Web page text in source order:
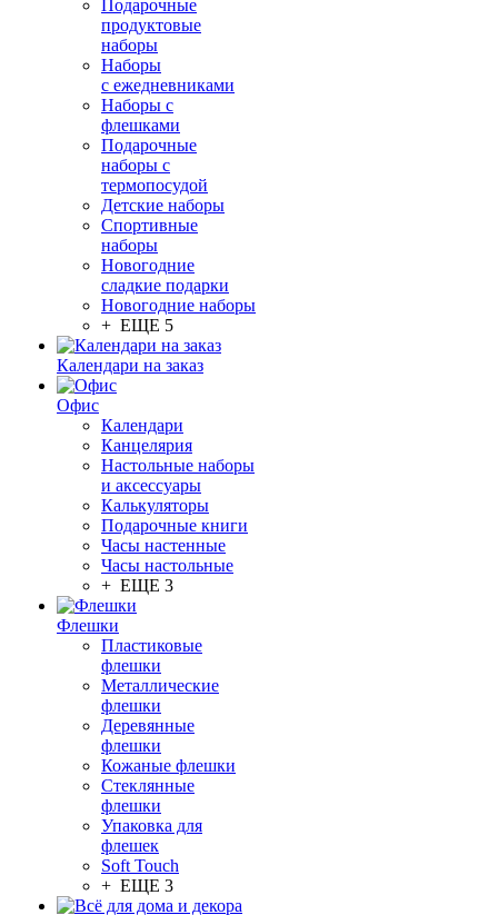
Подарочные
продуктовые
наборы
Наборы
с ежедневниками
Наборы с
флешками
Подарочные
наборы с
термопосудой
Детские наборы
Спортивные
наборы
Новогодние
сладкие подарки
Новогодние наборы
+ ЕЩЕ 5
Календари на заказ
Офис
Календари
Канцелярия
Настольные наборы
и аксессуары
Калькуляторы
Подарочные книги
Часы настенные
Часы настольные
+ ЕЩЕ 3
Флешки
Пластиковые
флешки
Металлические
флешки
Деревянные
флешки
Кожаные флешки
Стеклянные
флешки
Упаковка для
флешек
Soft Touch
+ ЕЩЕ 3